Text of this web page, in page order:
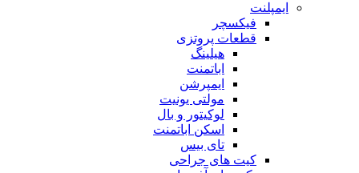
ایمپلنت
فیکسچر
قطعات پروتزی
هیلینگ
اباتمنت
ایمپرشن
مولتی یونیت
لوکیتور و بال
اسکن اباتمنت
تای بیس
کیت های جراحی